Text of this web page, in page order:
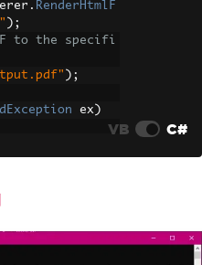
. RenderHtmlF
);
to the specifi
);
ex )
VB C#